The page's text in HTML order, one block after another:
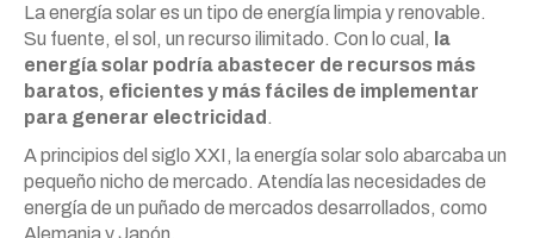
La energía solar es un tipo de energía limpia y renovable.
Su fuente, el sol, un recurso ilimitado. Con lo cual, la
energía solar podría abastecer de recursos más
baratos, eficientes y más fáciles de implementar
para generar electricidad .
A principios del siglo XXI, la energía solar solo abarcaba un
pequeño nicho de mercado. Atendía las necesidades de
energía de un puñado de mercados desarrollados, como
Alemania y Japón.